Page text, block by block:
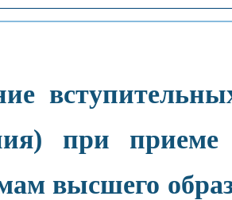
при
высшего